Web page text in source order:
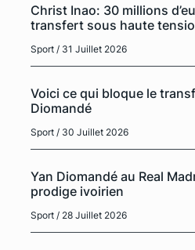
Christ Inao: 30 millions
transfert sous haute
Sport / 31 Juillet 2026
Voici ce qui bloque le
Diomandé
Sport / 30 Juillet 2026
Yan Diomandé au Real
prodige ivoirien
Sport / 28 Juillet 2026